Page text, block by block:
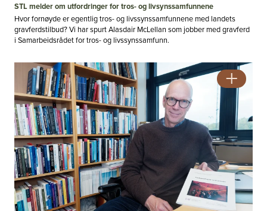
STL melder om utfordringer for tros- og livsynssamfunnene
Hvor fornøyde er egentlig tros- og livssynssamfunnene med landets
gravferdstilbud? Vi har spurt Alasdair McLellan som jobber med gravferd
i Samarbeidsrådet for tros- og livssynssamfunn.